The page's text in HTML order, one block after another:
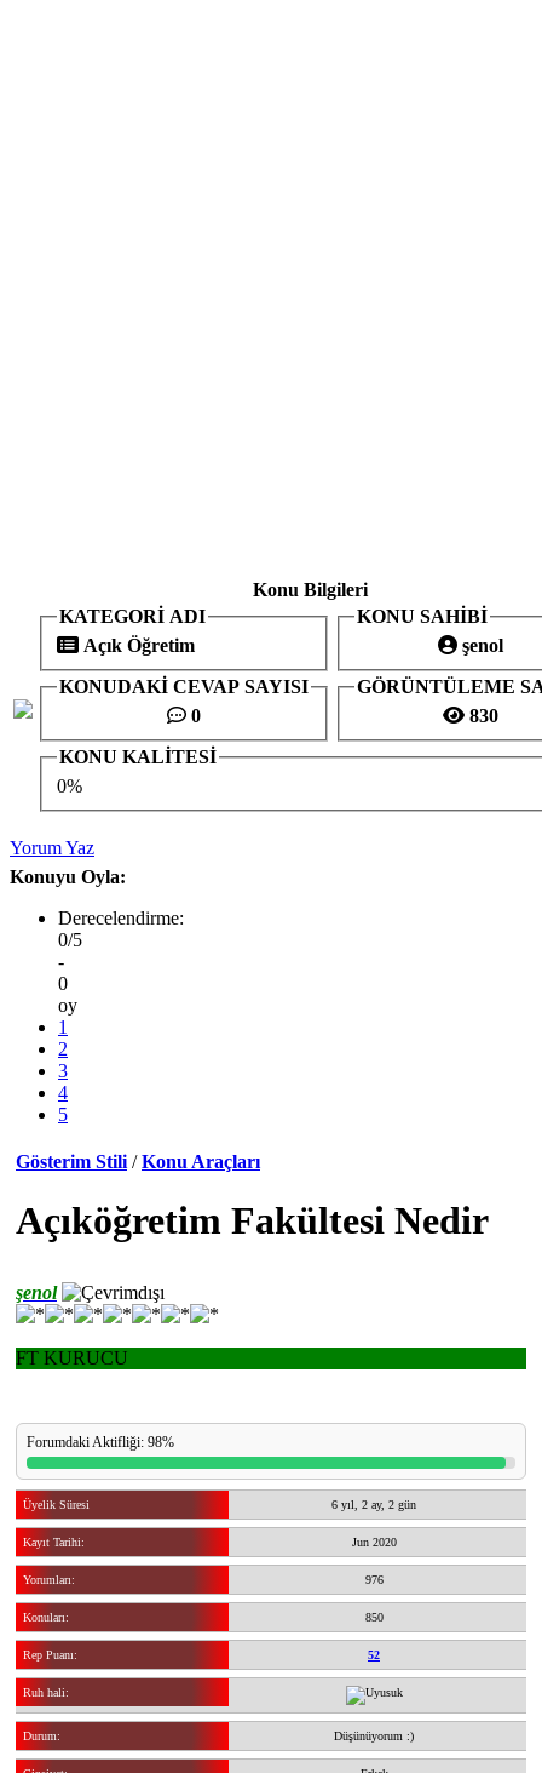
Konu Bilgileri
KATEGORİ ADI
Açık Öğretim
KONU SAHİBİ
şenol
KONUDAKİ CEVAP SAYISI
0
GÖRÜNTÜLEME
830
KONU KALİTESİ
0%
Yorum Yaz
Konuyu Oyla:
Derecelendirme:
0/5
-
0
oy
1
2
3
4
5
Gösterim Stili / Konu Araçları
Açıköğretim Fakültesi Nedir
şenol
FT KURUCU
Forumdaki Aktifliği: 98%
Üyelik Süresi 6 yıl, 2 ay, 2 gün
Kayıt Tarihi: Jun 2020
Yorumları: 976
Konuları: 850
Rep Puanı: 52
Ruh hali:
Durum: Düşünüyorum :)